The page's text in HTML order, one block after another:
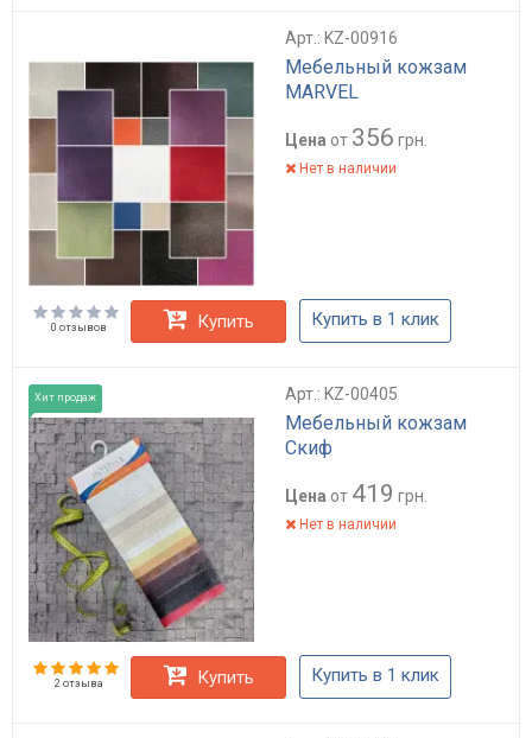
Арт.: KZ-00916
Мебельный кожзам
MARVEL
Цена от 356 грн.
Нет в наличии
0 отзывов Купить Купить в 1 клик
Хит продаж Арт.: KZ-00405
Мебельный кожзам
Скиф
Цена от 419 грн.
Нет в наличии
2 отзыва Купить Купить в 1 клик